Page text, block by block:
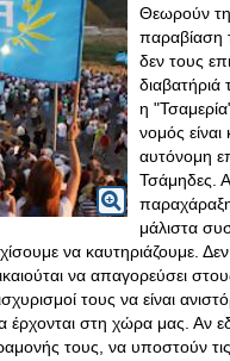
Θεωρούν
παραβίαση
δεν τους
η
νομός είναι
αυτόνομη
Τσάμηδες.
παραχάραξη
μάλιστα
να καυτηριάζουμε.
να απαγορεύσει
τους να είναι
έρχονται στη χώρα μας. Αν
τους, να υποστούν